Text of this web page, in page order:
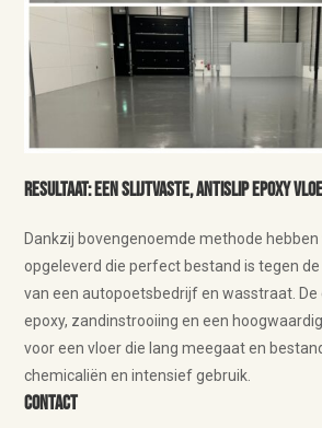
Resultaat: Een slijtvaste, antislip epoxy
Dankzij bovengenoemde methode hebben
opgeleverd die perfect bestand is tegen
van een autopoetsbedrijf en wasstraat. De
epoxy, zandinstrooiing en een
voor een vloer die lang meegaat en
chemicaliën en intensief gebruik.
Contact